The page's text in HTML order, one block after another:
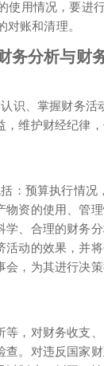
使用情况，要进
对账和清理。
务分析与财
识、掌握财务活
，维护财经纪律
：预算执行情况
物资的使用、管
学、合理的财务
活动的效果，并
会，为其进行决
等，对财务收支
查。对违反国家